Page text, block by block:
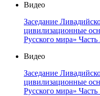
Видео
Заседание
цивилизационные
Русского мира» Часть
Видео
Заседание
цивилизационные
Русского мира» Часть